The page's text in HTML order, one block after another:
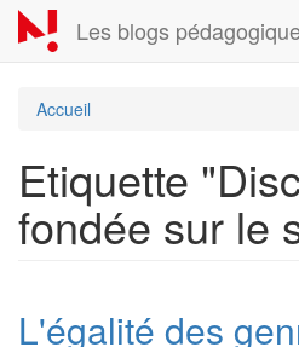
Aller
au
contenu
Les blogs
Accueil
Etiquette
fondée sur le
L'égalité des